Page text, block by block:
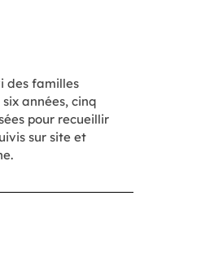
des familles
années, cinq
pour recueillir
sur site et